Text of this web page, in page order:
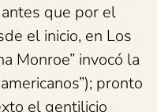
que por el
el inicio, en Los
Monroe” invocó la
pronto
el gentilicio